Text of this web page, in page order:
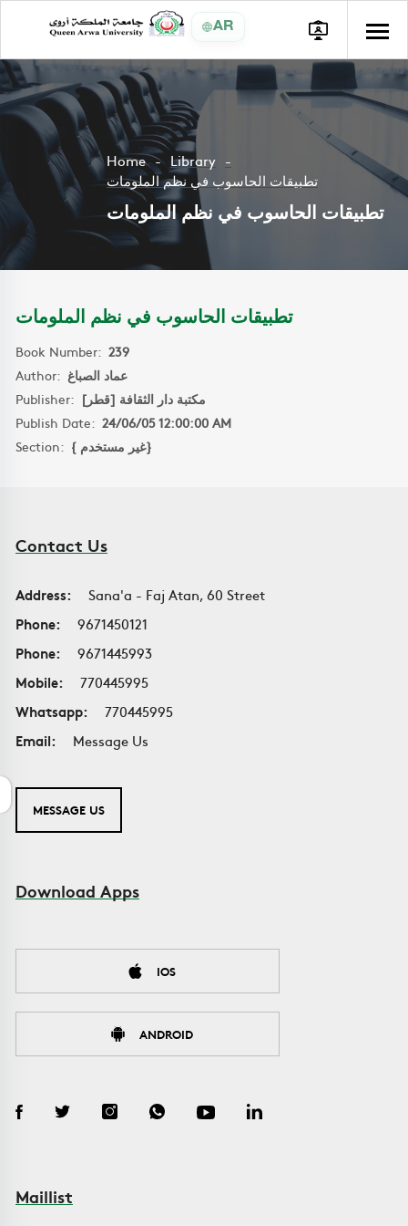
AR
Home
Library
تطبيقات الحاسوب في نظم الملومات
تطبيقات الحاسوب في نظم الملومات
تطبيقات الحاسوب في نظم الملومات
Book Number: 239
Author: عماد الصباغ
Publisher: مكتبة دار الثقافة [قطر]
Publish Date: 24/06/05 12:00:00 AM
Section:
{ غير مستخدم}
Contact Us
Address:
Sana'a - Faj Atan, 60 Street
Phone:
9671450121
Phone:
9671445993
Mobile:
770445995
Whatsapp:
770445995
Email:
Message Us
MESSAGE US
Download Apps
IOS
ANDROID
Maillist